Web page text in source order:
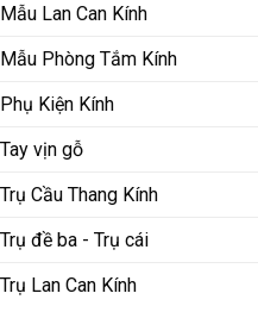
Mẫu Lan Can Kính
Mẫu Phòng Tắm Kính
Phụ Kiện Kính
Tay vịn gỗ
Trụ Cầu Thang Kính
Trụ đề ba - Trụ cái
Trụ Lan Can Kính